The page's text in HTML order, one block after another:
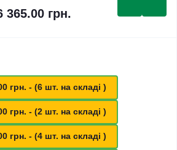
грн.
грн. - (6 шт. на складі )
грн. - (2 шт. на складі )
грн. - (4 шт. на складі )